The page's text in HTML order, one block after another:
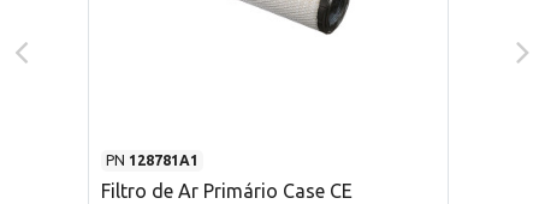
PN 128781A1
Filtro de Ar Primário Case CE